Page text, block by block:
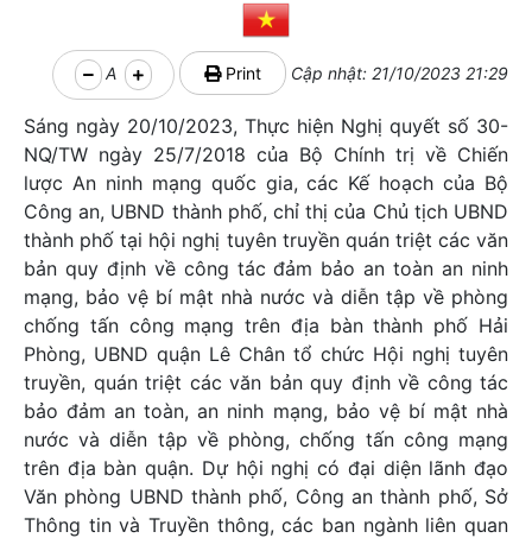
A Print Cập nhật: 21/10/2023 21:29
Sáng ngày 20/10/2023, Thực hiện Nghị quyết số 30-
NQ/TW ngày 25/7/2018 của Bộ Chính trị về Chiến
lược An ninh mạng quốc gia, các Kế hoạch của Bộ
Công an, UBND thành phố, chỉ thị của Chủ tịch UBND
thành phố tại hội nghị tuyên truyền quán triệt các văn
bản quy định về công tác đảm bảo an toàn an ninh
mạng, bảo vệ bí mật nhà nước và diễn tập về phòng
chống tấn công mạng trên địa bàn thành phố Hải
Phòng, UBND quận Lê Chân tổ chức Hội nghị tuyên
truyền, quán triệt các văn bản quy định về công tác
bảo đảm an toàn, an ninh mạng, bảo vệ bí mật nhà
nước và diễn tập về phòng, chống tấn công mạng
trên địa bàn quận. Dự hội nghị có đại diện lãnh đạo
Văn phòng UBND thành phố, Công an thành phố, Sở
Thông tin và Truyền thông, các ban ngành liên quan